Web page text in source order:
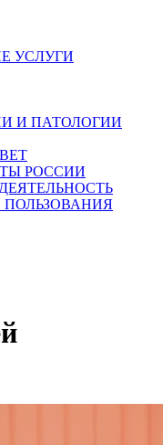
УСЛУГИ
И ПАТОЛОГИИ
РОССИИ
ПОЛЬЗОВАНИЯ